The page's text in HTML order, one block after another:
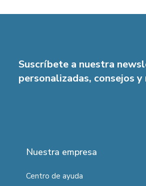
Suscríbete a nuestra
personalizadas, consejos y
Nuestra empresa
Centro de ayuda